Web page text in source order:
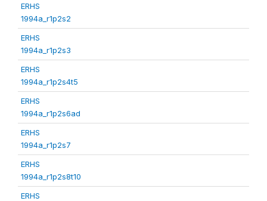
ERHS
1994a_r1p2s2
ERHS
1994a_r1p2s3
ERHS
1994a_r1p2s4t5
ERHS
1994a_r1p2s6ad
ERHS
1994a_r1p2s7
ERHS
1994a_r1p2s8t10
ERHS